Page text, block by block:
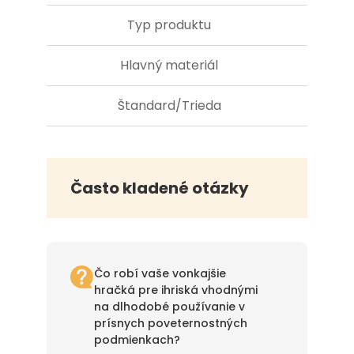
Typ produktu
Hlavný materiál
Štandard/Trieda
Často kladené otázky
Čo robí vaše vonkajšie
hračká pre ihriská vhodnými
na dlhodobé používanie v
prísnych poveternostných
podmienkach?